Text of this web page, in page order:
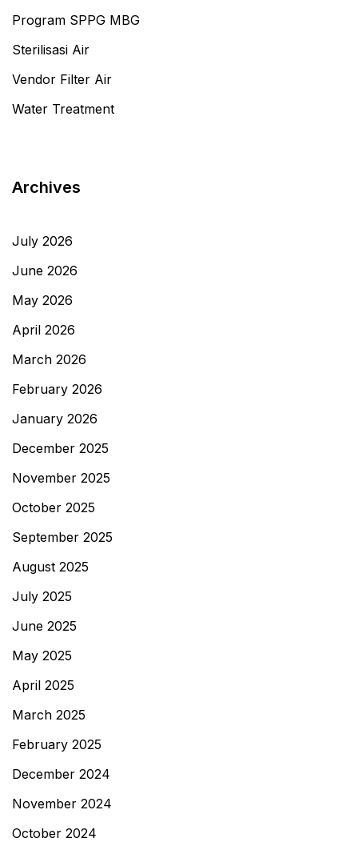
Program SPPG MBG
Sterilisasi Air
Vendor Filter Air
Water Treatment
Archives
July 2026
June 2026
May 2026
April 2026
March 2026
February 2026
January 2026
December 2025
November 2025
October 2025
September 2025
August 2025
July 2025
June 2025
May 2025
April 2025
March 2025
February 2025
December 2024
November 2024
October 2024